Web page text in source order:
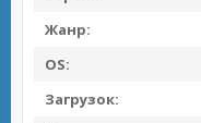
Жанр:
OS:
Загрузок: